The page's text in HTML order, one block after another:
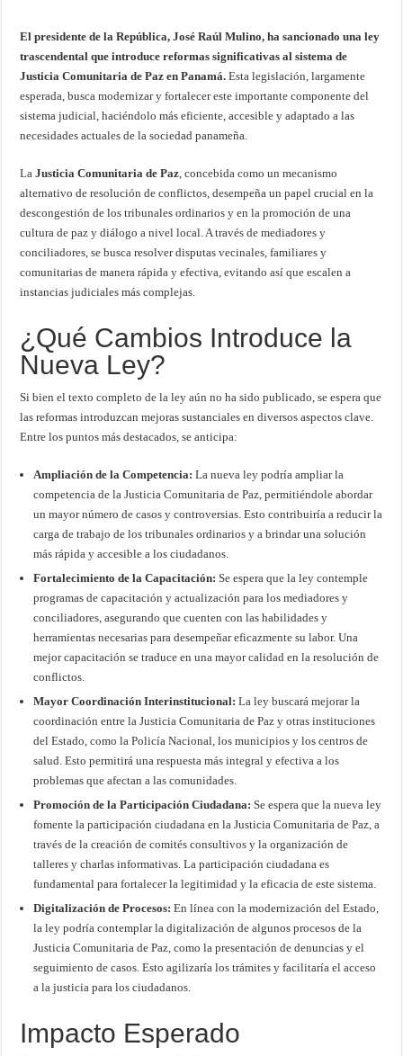
El presidente de la República, José Raúl Mulino, ha sancionado una ley
trascendental que introduce reformas significativas al sistema de
Justicia Comunitaria de Paz en Panamá. Esta legislación, largamente
esperada, busca modernizar y fortalecer este importante componente del
sistema judicial, haciéndolo más eficiente, accesible y adaptado a las
necesidades actuales de la sociedad panameña.
LaJusticia Comunitaria de Paz, concebida como un mecanismo
alternativo de resolución de conflictos, desempeña un papel crucial en la
descongestión de los tribunales ordinarios y en la promoción de una
cultura de paz y diálogo a nivel local. A través de mediadores y
conciliadores, se busca resolver disputas vecinales, familiares y
comunitarias de manera rápida y efectiva, evitando así que escalen a
instancias judiciales más complejas.
¿Qué Cambios Introduce la
Nueva Ley?
Si bien el texto completo de la ley aún no ha sido publicado, se espera que
las reformas introduzcan mejoras sustanciales en diversos aspectos clave.
Entre los puntos más destacados, se anticipa:
Ampliación de la Competencia: La nueva ley podría ampliar la
competencia de la Justicia Comunitaria de Paz, permitiéndole abordar
un mayor número de casos y controversias. Esto contribuiría a reducir la
carga de trabajo de los tribunales ordinarios y a brindar una solución
más rápida y accesible a los ciudadanos.
Fortalecimiento de la Capacitación: Se espera que la ley contemple
programas de capacitación y actualización para los mediadores y
conciliadores, asegurando que cuenten con las habilidades y
herramientas necesarias para desempeñar eficazmente su labor. Una
mejor capacitación se traduce en una mayor calidad en la resolución de
conflictos.
Mayor Coordinación Interinstitucional: La ley buscará mejorar la
coordinación entre la Justicia Comunitaria de Paz y otras instituciones
del Estado, como la Policía Nacional, los municipios y los centros de
salud. Esto permitirá una respuesta más integral y efectiva a los
problemas que afectan a las comunidades.
Promoción de la Participación Ciudadana: Se espera que la nueva ley
fomente la participación ciudadana en la Justicia Comunitaria de Paz, a
través de la creación de comités consultivos y la organización de
talleres y charlas informativas. La participación ciudadana es
fundamental para fortalecer la legitimidad y la eficacia de este sistema.
Digitalización de Procesos: En línea con la modernización del Estado,
la ley podría contemplar la digitalización de algunos procesos de la
Justicia Comunitaria de Paz, como la presentación de denuncias y el
seguimiento de casos. Esto agilizaría los trámites y facilitaría el acceso
a la justicia para los ciudadanos.
Impacto Esperado